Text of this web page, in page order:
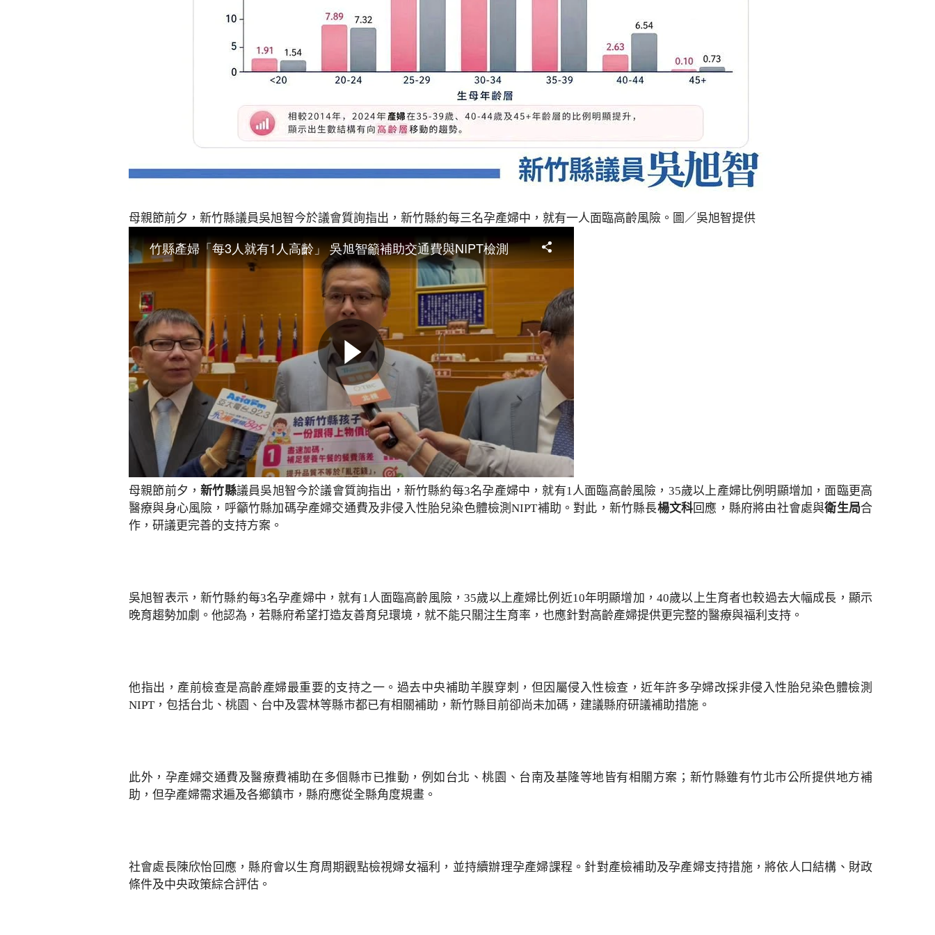
母親節前夕，新竹縣議員吳旭智今於議會質詢指出，新竹縣約每三名孕產婦中，就有一人面臨高齡風險。圖／吳旭智提供
母親節前夕，新竹縣議員吳旭智今於議會質詢指出，新竹縣約每3名孕產婦中，就有1人面臨高齡風險，35歲以上產婦比例明顯增加，面臨更高
醫療與身心風險，呼籲竹縣加碼孕產婦交通費及非侵入性胎兒染色體檢測NIPT補助。對此，新竹縣長楊文科回應，縣府將由社會處與衛生局合
作，研議更完善的支持方案。
吳旭智表示，新竹縣約每3名孕產婦中，就有1人面臨高齡風險，35歲以上產婦比例近10年明顯增加，40歲以上生育者也較過去大幅成長，顯示
晚育趨勢加劇。他認為，若縣府希望打造友善育兒環境，就不能只關注生育率，也應針對高齡產婦提供更完整的醫療與福利支持。
他指出，產前檢查是高齡產婦最重要的支持之一。過去中央補助羊膜穿刺，但因屬侵入性檢查，近年許多孕婦改採非侵入性胎兒染色體檢測
NIPT，包括台北、桃園、台中及雲林等縣市都已有相關補助，新竹縣目前卻尚未加碼，建議縣府研議補助措施。
此外，孕產婦交通費及醫療費補助在多個縣市已推動，例如台北、桃園、台南及基隆等地皆有相關方案；新竹縣雖有竹北市公所提供地方補
助，但孕產婦需求遍及各鄉鎮市，縣府應從全縣角度規畫。
社會處長陳欣怡回應，縣府會以生育周期觀點檢視婦女福利，並持續辦理孕產婦課程。針對產檢補助及孕產婦支持措施，將依人口結構、財政
條件及中央政策綜合評估。